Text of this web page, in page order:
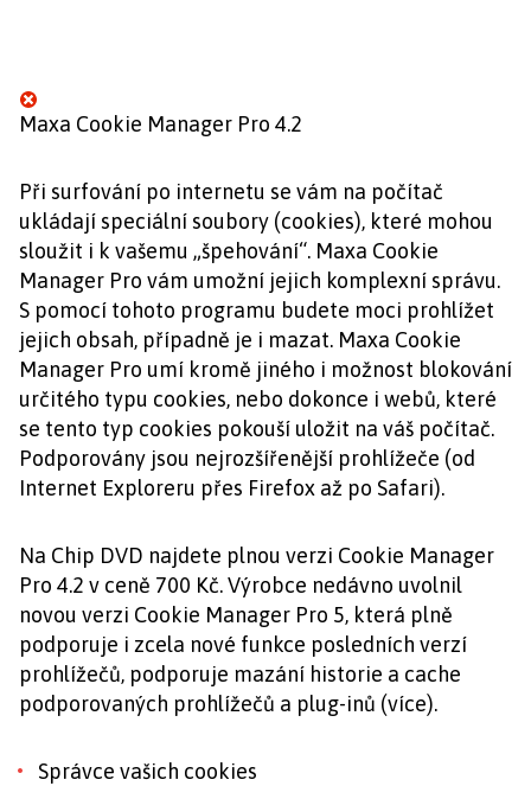
Maxa Cookie Manager Pro 4.2
Při surfování po internetu se vám na počítač
ukládají speciální soubory (cookies), které mohou
sloužit i k vašemu „špehování“. Maxa Cookie
Manager Pro vám umožní jejich komplexní správu.
S pomocí tohoto programu budete moci prohlížet
jejich obsah, případně je i mazat. Maxa Cookie
Manager Pro umí kromě jiného i možnost blokování
určitého typu cookies, nebo dokonce i webů, které
se tento typ cookies pokouší uložit na váš počítač.
Podporovány jsou nejrozšířenější prohlížeče (od
Internet Exploreru přes Firefox až po Safari).
Na Chip DVD najdete plnou verzi Cookie Manager
Pro 4.2 v ceně 700 Kč. Výrobce nedávno uvolnil
novou verzi Cookie Manager Pro 5, která plně
podporuje i zcela nové funkce posledních verzí
prohlížečů, podporuje mazání historie a cache
podporovaných prohlížečů a plug-inů (více).
Správce vašich cookies